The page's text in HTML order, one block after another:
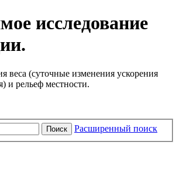
исследование
веса (суточные изменения ускорения
и рельеф местности.
Поиск Расширенный поиск